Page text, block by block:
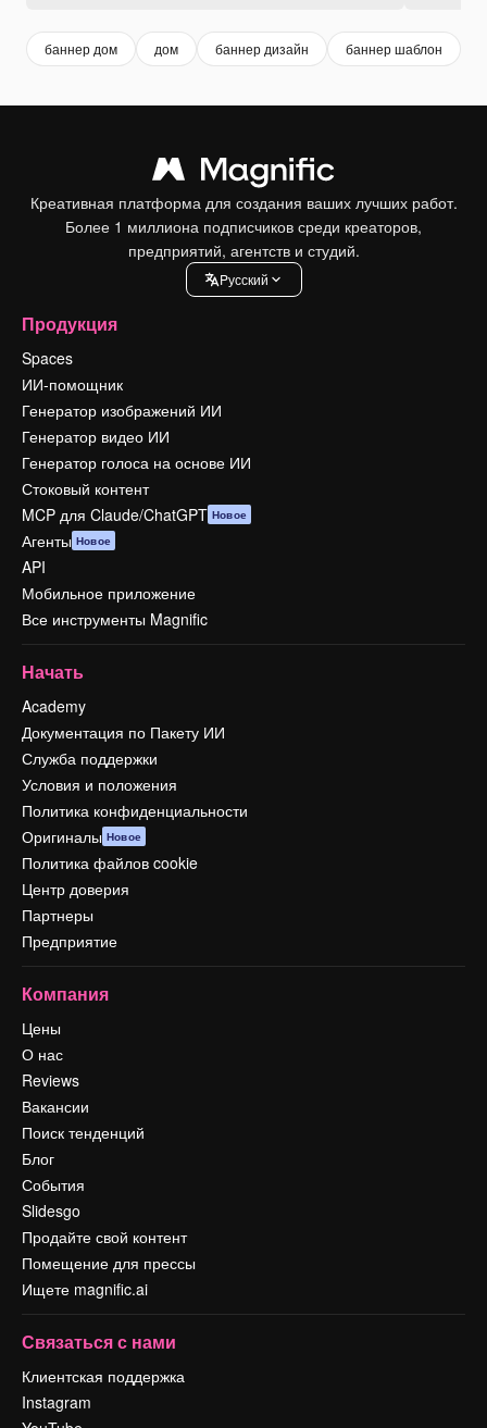
баннер дом дом баннер дизайн баннер шаблон
Креативная платформа для создания ваших лучших работ.
Более 1 миллиона подписчиков среди креаторов,
предприятий, агентств и студий.
Pусский
Продукция
Spaces
ИИ-помощник
Генератор изображений ИИ
Генератор видео ИИ
Генератор голоса на основе ИИ
Стоковый контент
MCP для Claude/ChatGPT Новое
Агенты Новое
API
Мобильное приложение
Все инструменты Magnific
Начать
Academy
Документация по Пакету ИИ
Служба поддержки
Условия и положения
Политика конфиденциальности
Оригиналы Новое
Политика файлов cookie
Центр доверия
Партнеры
Предприятие
Компания
Цены
О нас
Reviews
Вакансии
Поиск тенденций
Блог
События
Slidesgo
Продайте свой контент
Помещение для прессы
Ищете magnific.ai
Связаться с нами
Клиентская поддержка
Instagram